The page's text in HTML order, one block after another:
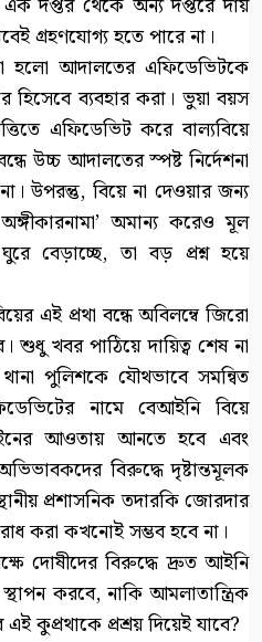
গ্রহণযোগ্য হতে পারে না।
হলো আদালতের এফিডেভিটকে
হিসেবে ব্যবহার করা। ভুয়া বয়স
এফিডেভিট করে বাল্যবিয়ে
উচ্চ আদালতের স্পষ্ট নির্দেশনা
উপরন্তু, বিয়ে না দেওয়ার জন্য
অমান্য করেও মূল
বেড়াচ্ছে, তা বড় প্রশ্ন হয়ে
এই প্রথা বন্ধে অবিলম্বে জিরো
শুধু খবর পাঠিয়ে দায়িত্ব শেষ না
পুলিশকে যৌথভাবে সমন্বিত
নামে বেআইনি বিয়ে
আওতায় আনতে হবে এবং
বিরুদ্ধে দৃষ্টান্তমূলক
প্রশাসনিক তদারকি জোরদার
করা কখনোই সম্ভব হবে না।
দোষীদের বিরুদ্ধে দ্রুত আইনি
স্থাপন করবে, নাকি আমলাতান্ত্রিক
কুপ্রথাকে প্রশ্রয় দিয়েই যাবে?